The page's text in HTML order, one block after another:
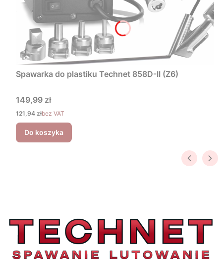
Spawarka do plastiku Technet 858D-II (Z6)
Cena
149,99 zł
Cena
121,94 złbez VAT
Do koszyka